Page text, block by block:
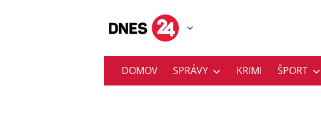
DOMOV SPRÁVY KRIMI ŠPORT